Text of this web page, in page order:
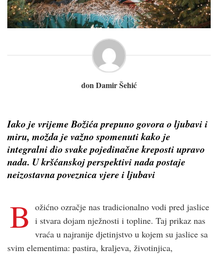
don Damir Šehić
Iako je vrijeme Božića prepuno govora o ljubavi i
miru, možda je važno spomenuti kako je
integralni dio svake pojedinačne kreposti upravo
nada. U kršćanskoj perspektivi nada postaje
neizostavna poveznica vjere i ljubavi
B ožićno ozračje nas tradicionalno vodi pred jaslice
i stvara dojam nježnosti i topline. Taj prikaz nas
vraća u najranije djetinjstvo u kojem su jaslice sa
svim elementima: pastira, kraljeva, životinjica,